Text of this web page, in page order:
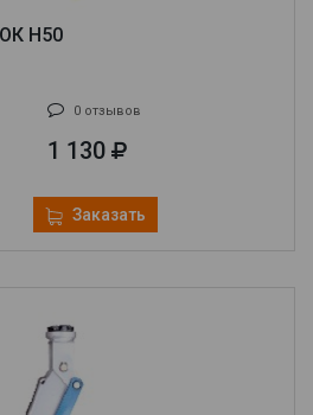
H50
0 отзывов
1 130
Заказать